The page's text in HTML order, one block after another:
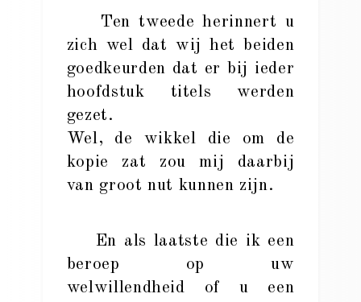
Ten tweede herinnert u
zich wel dat wij het beiden
goedkeurden dat er bij ieder
hoofdstuk titels werden
gezet.
Wel, de wikkel die om de
kopie zat zou mij daarbij
van groot nut kunnen zijn.
En als laatste die ik een
beroep op uw
welwillendheid of u een